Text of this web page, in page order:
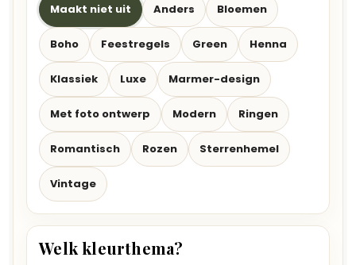
Maakt niet uit Anders Bloemen
Boho Feestregels Green Henna
Klassiek Luxe Marmer-design
Met foto ontwerp Modern Ringen
Romantisch Rozen Sterrenhemel
Vintage
Welk kleurthema?